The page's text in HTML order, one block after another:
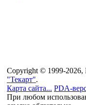
Copyright © 1999-2026,
"Текарт".
Карта сайта... PDA-
При любом